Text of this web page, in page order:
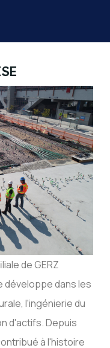
de GERZ
développe dans les
l'ingénierie du
d'actifs. Depuis
à l'histoire